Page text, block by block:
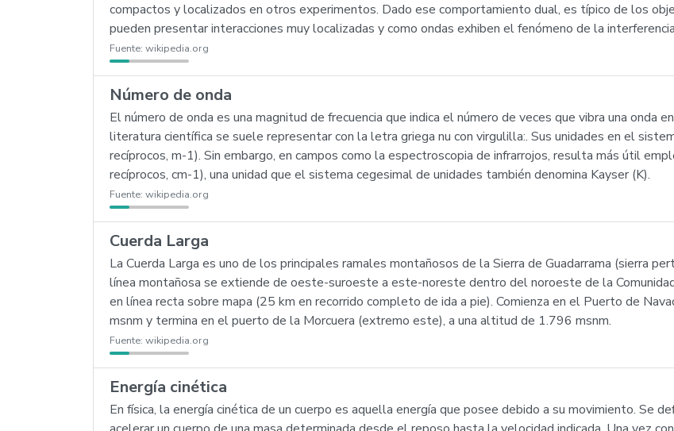
compactos y localizados en otros experimentos. Dado ese comportamiento dual, es típico de los
pueden presentar interacciones muy localizadas y como ondas exhiben el fenómeno de la
Fuente: wikipedia.org
Número de onda
El número de onda es una magnitud de frecuencia que indica el número de veces que vibra una onda
literatura científica se suele representar con la letra griega nu con virgulilla:. Sus unidades en el
recíprocos, m-1). Sin embargo, en campos como la espectroscopia de infrarrojos, resulta más útil
recíprocos, cm-1), una unidad que el sistema cegesimal de unidades también denomina Kayser (K).
Fuente: wikipedia.org
Cuerda Larga
La Cuerda Larga es uno de los principales ramales montañosos de la Sierra de Guadarrama (sierra
línea montañosa se extiende de oeste-suroeste a este-noreste dentro del noroeste de la
en línea recta sobre mapa (25 km en recorrido completo de ida a pie). Comienza en el Puerto de
msnm y termina en el puerto de la Morcuera (extremo este), a una altitud de 1.796 msnm.
Fuente: wikipedia.org
Energía cinética
En física, la energía cinética de un cuerpo es aquella energía que posee debido a su movimiento. Se